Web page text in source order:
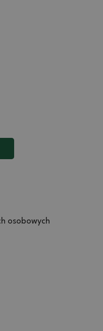
osobowych